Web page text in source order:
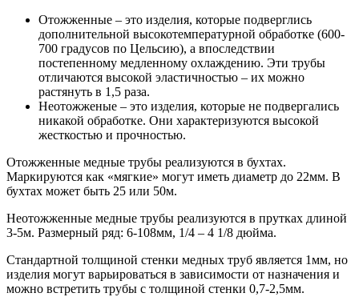
Отожженные – это изделия, которые подверглись
дополнительной высокотемпературной обработке (600-
700 градусов по Цельсию), а впоследствии
постепенному медленному охлаждению. Эти трубы
отличаются высокой эластичностью – их можно
растянуть в 1,5 раза.
Неотожженые – это изделия, которые не подвергались
никакой обработке. Они характеризуются высокой
жесткостью и прочностью.
Отожженные медные трубы реализуются в бухтах.
Маркируются как «мягкие» могут иметь диаметр до 22мм. В
бухтах может быть 25 или 50м.
Неотожженные медные трубы реализуются в прутках длиной
3-5м. Размерный ряд: 6-108мм, 1/4 – 4 1/8 дюйма.
Стандартной толщиной стенки медных труб является 1мм, но
изделия могут варьироваться в зависимости от назначения и
можно встретить трубы с толщиной стенки 0,7-2,5мм.